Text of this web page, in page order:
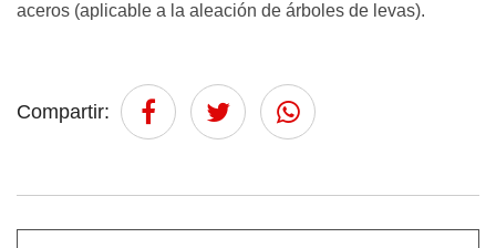
aceros (aplicable a la aleación de árboles de levas).
Compartir: